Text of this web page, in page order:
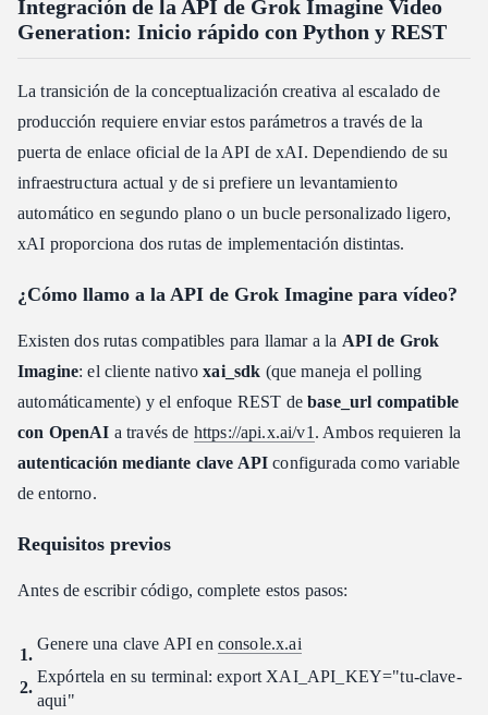
Integración de la API de Grok Imagine Video
Generation: Inicio rápido con Python y REST
La transición de la conceptualización creativa al escalado de
producción requiere enviar estos parámetros a través de la
puerta de enlace oficial de la API de xAI. Dependiendo de su
infraestructura actual y de si prefiere un levantamiento
automático en segundo plano o un bucle personalizado ligero,
xAI proporciona dos rutas de implementación distintas.
¿Cómo llamo a la API de Grok Imagine para vídeo?
Existen dos rutas compatibles para llamar a la API de Grok
Imagine: el cliente nativoxai_sdk (que maneja el polling
automáticamente) y el enfoque REST debase_url compatible
con OpenAI a través de https://api.x.ai/v1 . Ambos requieren la
autenticación mediante clave API configurada como variable
de entorno.
Requisitos previos
Antes de escribir código, complete estos pasos:
Genere una clave API en console.x.ai
Expórtela en su terminal: export XAI_API_KEY="tu-clave-
aqui"